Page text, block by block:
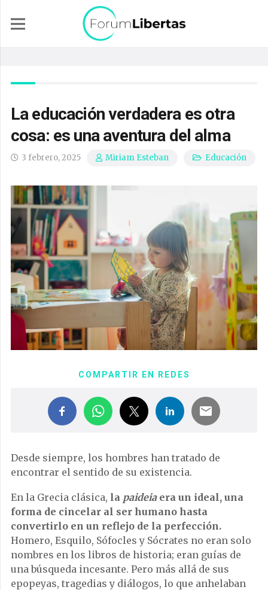
La educación verdadera es otra
cosa: es una aventura del alma
3 febrero, 2025 Miriam Esteban Educación
COMPARTIR EN REDES
Desde siempre, los hombres han tratado de
encontrar el sentido de su existencia.
En la Grecia clásica, la paideiaera un ideal, una
forma de cincelar al ser humano hasta
convertirlo en un reflejo de la perfección.
Homero, Esquilo, Sófocles y Sócrates no eran solo
nombres en los libros de historia; eran guías de
una búsqueda incesante. Pero más allá de sus
epopeyas, tragedias y diálogos, lo que anhelaban